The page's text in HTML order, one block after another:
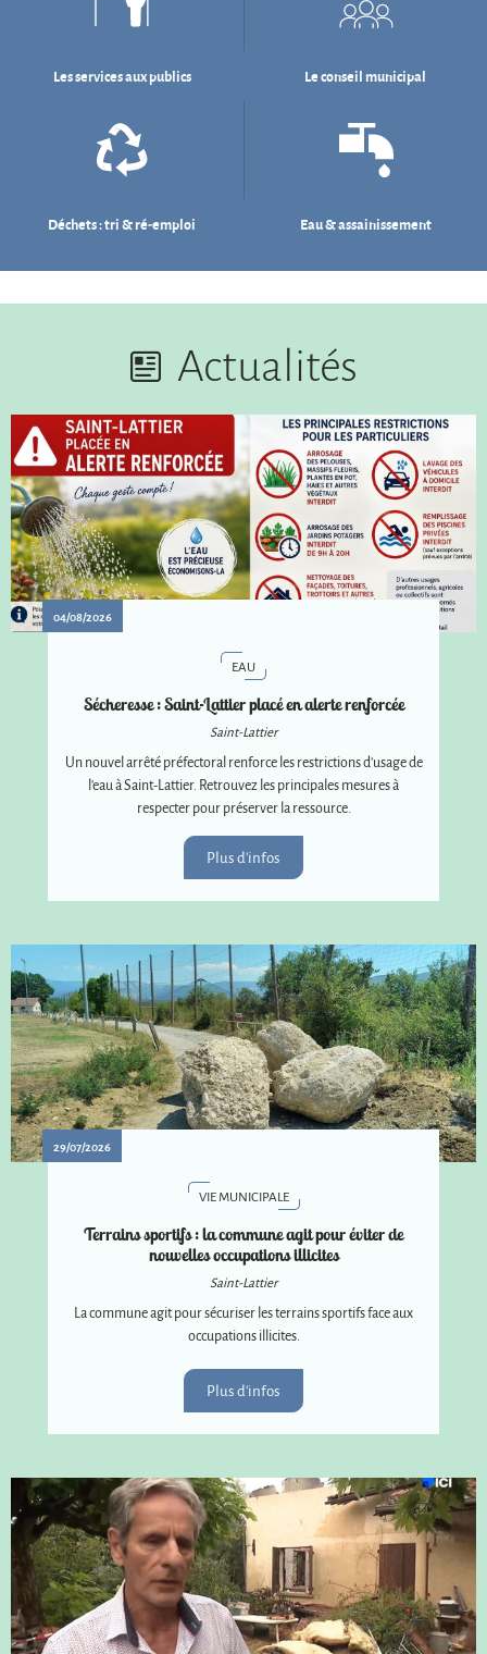
Les services aux publics Le conseil municipal
Déchets : tri & ré-emploi Eau & assainissement
Actualités
04/08/2026
EAU
Sécheresse : Saint-Lattier placé en alerte renforcée
Saint-Lattier
Un nouvel arrêté préfectoral renforce les restrictions d'usage de
l'eau à Saint-Lattier. Retrouvez les principales mesures à
respecter pour préserver la ressource.
Plus d'infos
29/07/2026
VIE MUNICIPALE
Terrains sportifs : la commune agit pour éviter de
nouvelles occupations illicites
Saint-Lattier
La commune agit pour sécuriser les terrains sportifs face aux
occupations illicites.
Plus d'infos